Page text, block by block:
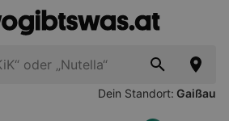
Dein Standort: Gaißau